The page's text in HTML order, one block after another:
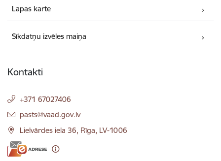
Lapas karte
Sīkdatņu izvēles maiņa
Kontakti
+371 67027406
E-pasts:
pasts@vaad.gov.lv
Lielvārdes iela 36, Rīga, LV-1006